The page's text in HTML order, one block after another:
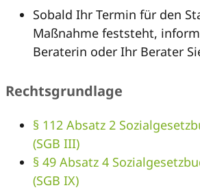
Sobald Ihr Termin für den
Maßnahme feststeht,
Beraterin oder Ihr Berater
Rechtsgrundlage
§ 112 Absatz 2
(SGB III)
§ 49 Absatz 4
(SGB IX)